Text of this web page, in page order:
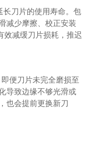
长刀片的使用寿命。包
减少摩擦、校正安装
效减缓刀片损耗，推迟
便刀片未完全磨损至
导致边缘不够光滑或
也会提前更换新刀